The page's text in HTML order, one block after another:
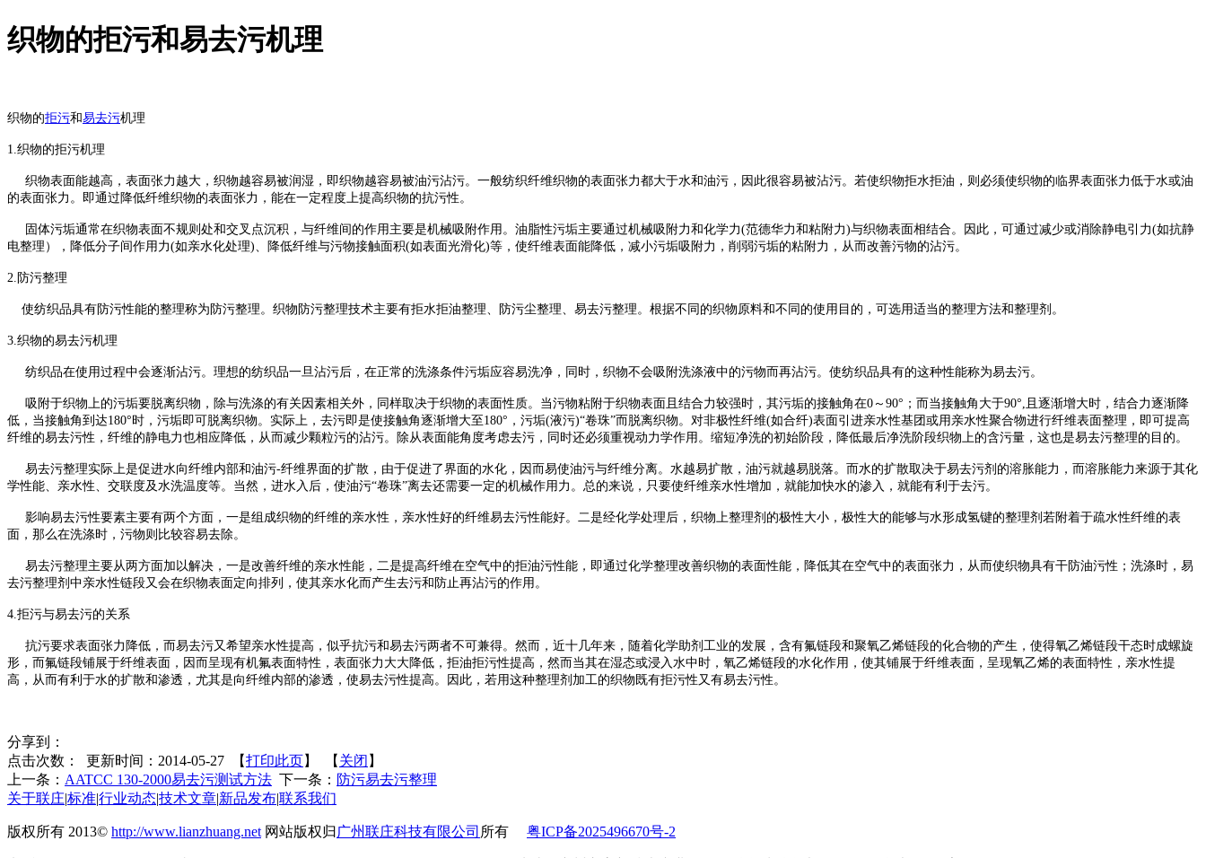
织物的拒污和易去污机理
织物的拒污和易去污机理
1.织物的拒污机理
织物表面能越高，表面张力越大，织物越容易被润湿，即织物越容易被油污沾污。一般纺织纤维织物的表面张力都大于水和油污，因此很容易被沾污。若使织物拒水拒油，则必须使织物的临界表面张力低于水或油
的表面张力。即通过降低纤维织物的表面张力，能在一定程度上提高织物的抗污性。
固体污垢通常在织物表面不规则处和交叉点沉积，与纤维间的作用主要是机械吸附作用。油脂性污垢主要通过机械吸附力和化学力(范德华力和粘附力)与织物表面相结合。因此，可通过减少或消除静电引力(如抗静
电整理），降低分子间作用力(如亲水化处理)、降低纤维与污物接触面积(如表面光滑化)等，使纤维表面能降低，减小污垢吸附力，削弱污垢的粘附力，从而改善污物的沾污。
2.防污整理
使纺织品具有防污性能的整理称为防污整理。织物防污整理技术主要有拒水拒油整理、防污尘整理、易去污整理。根据不同的织物原料和不同的使用目的，可选用适当的整理方法和整理剂。
3.织物的易去污机理
纺织品在使用过程中会逐渐沾污。理想的纺织品一旦沾污后，在正常的洗涤条件污垢应容易洗净，同时，织物不会吸附洗涤液中的污物而再沾污。使纺织品具有的这种性能称为易去污。
吸附于织物上的污垢要脱离织物，除与洗涤的有关因素相关外，同样取决于织物的表面性质。当污物粘附于织物表面且结合力较强时，其污垢的接触角在0～90°；而当接触角大于90°,且逐渐增大时，结合力逐渐降
低，当接触角到达180°时，污垢即可脱离织物。实际上，去污即是使接触角逐渐增大至180°，污垢(液污)“卷珠”而脱离织物。对非极性纤维(如合纤)表面引进亲水性基团或用亲水性聚合物进行纤维表面整理，即可提高
纤维的易去污性，纤维的静电力也相应降低，从而减少颗粒污的沾污。除从表面能角度考虑去污，同时还必须重视动力学作用。缩短净洗的初始阶段，降低最后净洗阶段织物上的含污量，这也是易去污整理的目的。
易去污整理实际上是促进水向纤维内部和油污-纤维界面的扩散，由于促进了界面的水化，因而易使油污与纤维分离。水越易扩散，油污就越易脱落。而水的扩散取决于易去污剂的溶胀能力，而溶胀能力来源于其化
学性能、亲水性、交联度及水洗温度等。当然，进水入后，使油污“卷珠”离去还需要一定的机械作用力。总的来说，只要使纤维亲水性增加，就能加快水的渗入，就能有利于去污。
影响易去污性要素主要有两个方面，一是组成织物的纤维的亲水性，亲水性好的纤维易去污性能好。二是经化学处理后，织物上整理剂的极性大小，极性大的能够与水形成氢键的整理剂若附着于疏水性纤维的表
面，那么在洗涤时，污物则比较容易去除。
易去污整理主要从两方面加以解决，一是改善纤维的亲水性能，二是提高纤维在空气中的拒油污性能，即通过化学整理改善织物的表面性能，降低其在空气中的表面张力，从而使织物具有干防油污性；洗涤时，易
去污整理剂中亲水性链段又会在织物表面定向排列，使其亲水化而产生去污和防止再沾污的作用。
4.拒污与易去污的关系
抗污要求表面张力降低，而易去污又希望亲水性提高，似乎抗污和易去污两者不可兼得。然而，近十几年来，随着化学助剂工业的发展，含有氟链段和聚氧乙烯链段的化合物的产生，使得氧乙烯链段干态时成螺旋
形，而氟链段铺展于纤维表面，因而呈现有机氟表面特性，表面张力大大降低，拒油拒污性提高，然而当其在湿态或浸入水中时，氧乙烯链段的水化作用，使其铺展于纤维表面，呈现氧乙烯的表面特性，亲水性提
高，从而有利于水的扩散和渗透，尤其是向纤维内部的渗透，使易去污性提高。因此，若用这种整理剂加工的织物既有拒污性又有易去污性。
分享到：
点击次数：
更新时间：2014-05-27 【打印此页 】 【 关闭 】
上一条： AATCC 130-2000易去污测试方法 下一条： 防污易去污整理
关于联庄标准行业动态技术文章 新品发布联系我们
版权所有 2013© http://www.lianzhuang.net网站版权归 广州联庄科技有限公司 所有 粤ICP备2025496670号-2